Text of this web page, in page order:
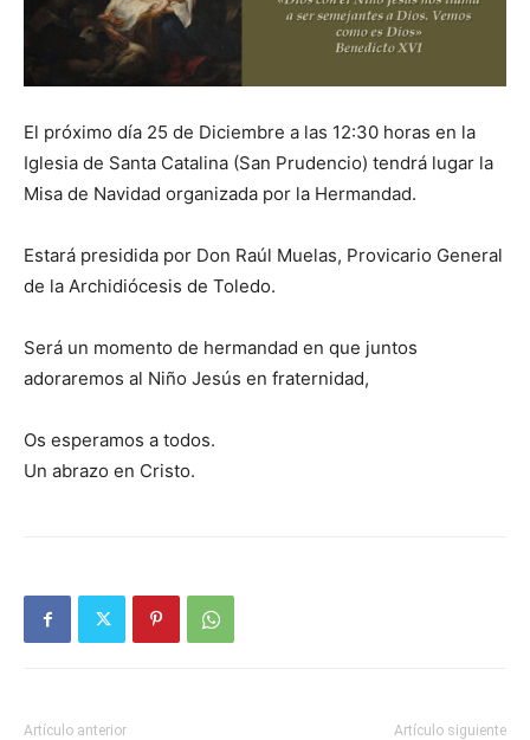
El próximo día 25 de Diciembre a las 12:30 horas en la
Iglesia de Santa Catalina (San Prudencio) tendrá lugar la
Misa de Navidad organizada por la Hermandad.
Estará presidida por Don Raúl Muelas, Provicario General
de la Archidiócesis de Toledo.
Será un momento de hermandad en que juntos
adoraremos al Niño Jesús en fraternidad,
Os esperamos a todos.
Un abrazo en Cristo.
Artículo anterior Artículo siguiente